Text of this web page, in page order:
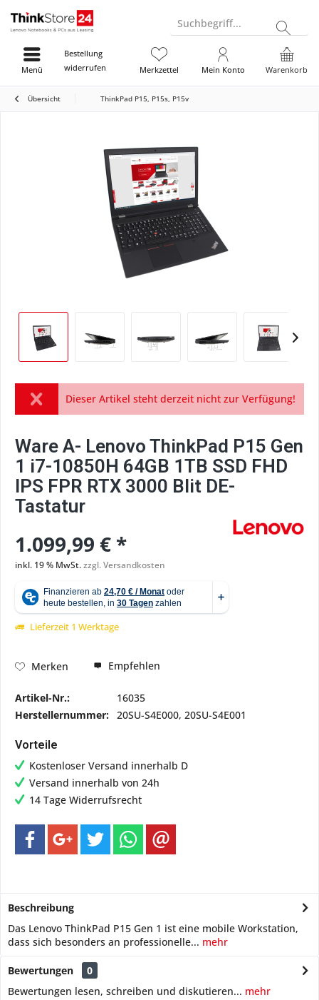
Suchbegriff...
Bestellung
widerrufen
Warenkorb
Merkzettel Mein Konto
Menü
Übersicht ThinkPad P15, P15s, P15v
Dieser Artikel steht derzeit nicht zur Verfügung!
Ware A- Lenovo ThinkPad P15 Gen
1 i7-10850H 64GB 1TB SSD FHD
IPS FPR RTX 3000 Blit DE-
Tastatur
1.099,99 € *
inkl. 19 % MwSt.zzgl. Versandkosten
Lieferzeit 1 Werktage
Merken Empfehlen
Artikel-Nr.:
16035
Herstellernummer: 20SU-S4E000, 20SU-S4E001
Vorteile
Kostenloser Versand innerhalb D
Versand innerhalb von 24h
14 Tage Widerrufsrecht
Beschreibung
Das Lenovo ThinkPad P15 Gen 1 ist eine mobile Workstation,
dass sich besonders an professionelle... mehr
Bewertungen
0
Bewertungen lesen, schreiben und diskutieren... mehr